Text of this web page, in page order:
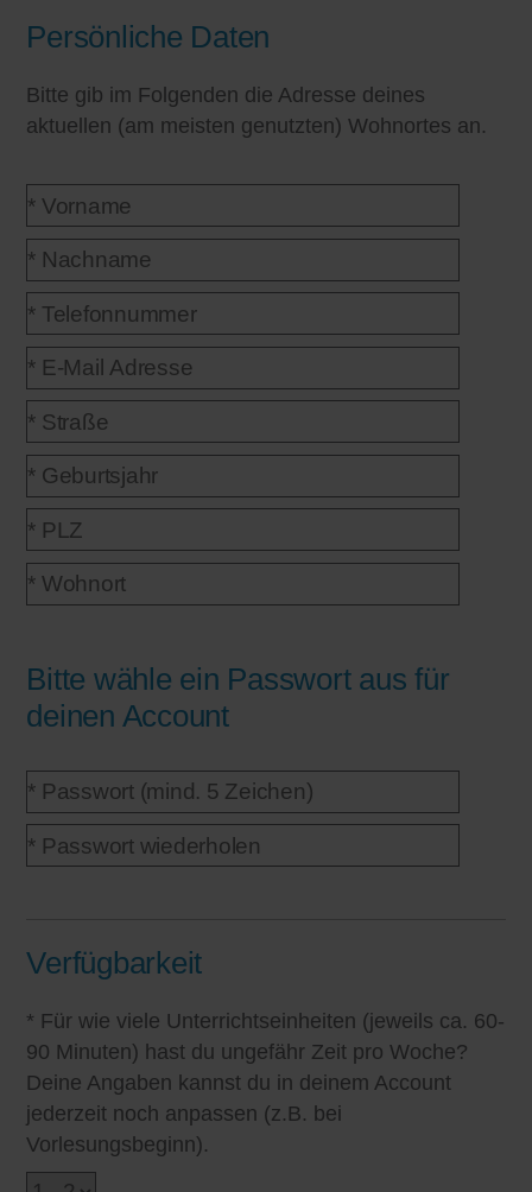
Persönliche Daten
Bitte gib im Folgenden die Adresse deines
aktuellen (am meisten genutzten) Wohnortes an.
Bitte wähle ein Passwort aus für
deinen Account
Verfügbarkeit
* Für wie viele Unterrichtseinheiten (jeweils ca. 60-
90 Minuten) hast du ungefähr Zeit pro Woche?
Deine Angaben kannst du in deinem Account
jederzeit noch anpassen (z.B. bei
Vorlesungsbeginn).